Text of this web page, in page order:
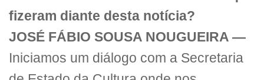
fizeram diante desta notícia?
JOSÉ FÁBIO SOUSA NOUGUEIRA —
Iniciamos um diálogo com a Secretaria